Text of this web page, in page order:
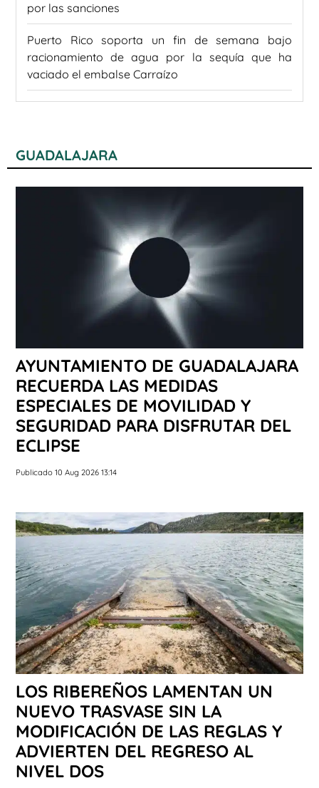
por las sanciones
Puerto Rico soporta un fin de semana bajo
racionamiento de agua por la sequía que ha
vaciado el embalse Carraízo
GUADALAJARA
AYUNTAMIENTO DE GUADALAJARA
RECUERDA LAS MEDIDAS
ESPECIALES DE MOVILIDAD Y
SEGURIDAD PARA DISFRUTAR DEL
ECLIPSE
Publicado 10 Aug 2026 13:14
LOS RIBEREÑOS LAMENTAN UN
NUEVO TRASVASE SIN LA
MODIFICACIÓN DE LAS REGLAS Y
ADVIERTEN DEL REGRESO AL
NIVEL DOS